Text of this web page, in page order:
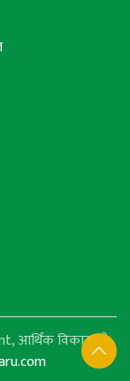
आर्थिक विकासको